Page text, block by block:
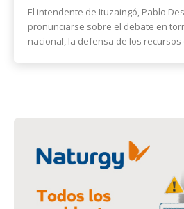
El intendente de Ituzaingó, Pablo
pronunciarse sobre el debate en
nacional, la defensa de los recursos